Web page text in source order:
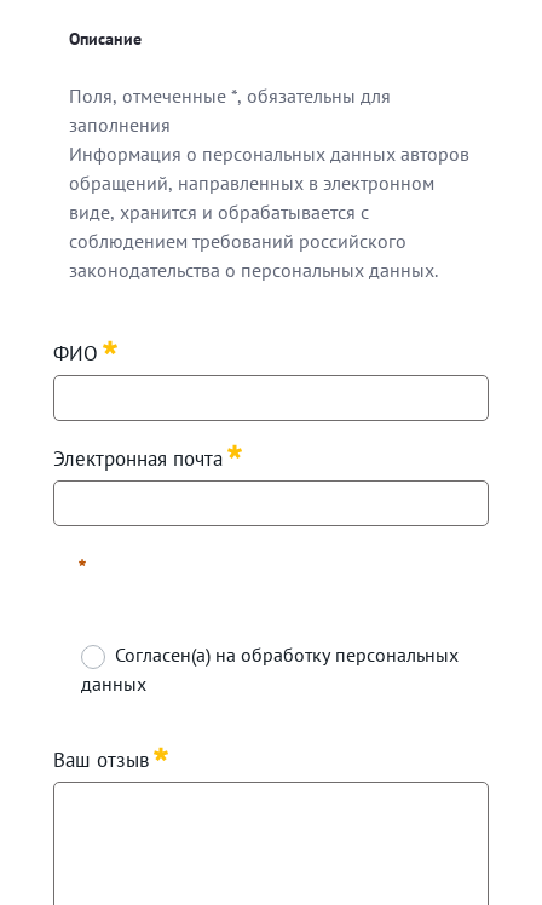
Описание
Поля, отмеченные *, обязательны для
заполнения
Информация о персональных данных авторов
обращений, направленных в электронном
виде, хранится и обрабатывается с
соблюдением требований российского
законодательства о персональных данных.
Информация о персональных данных авторов
ФИО
Электронная почта
Согласен(а) на обработку персональных
данных
Ваш отзыв